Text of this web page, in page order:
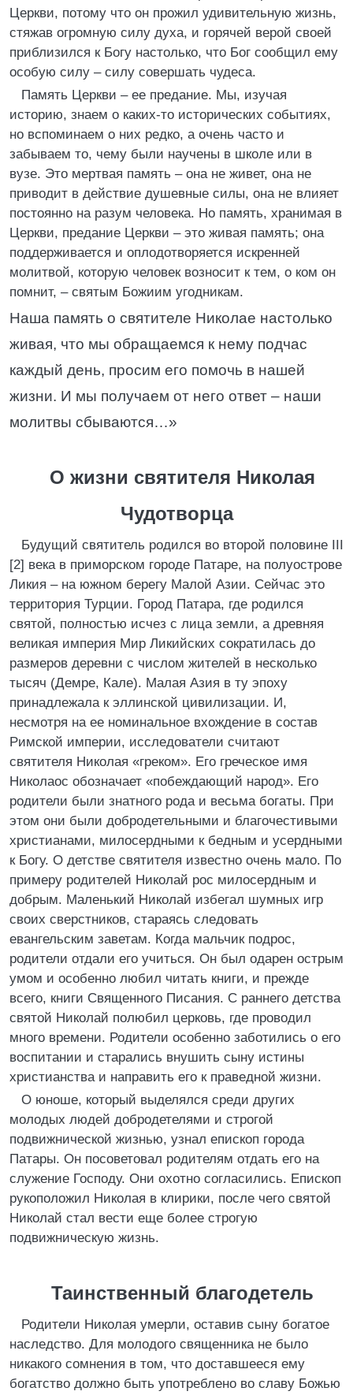
Церкви, потому что он прожил удивительную жизнь,
стяжав огромную силу духа, и горячей верой своей
приблизился к Богу настолько, что Бог сообщил ему
особую силу – силу совершать чудеса.
Память Церкви – ее предание. Мы, изучая
историю, знаем о каких-то исторических событиях,
но вспоминаем о них редко, а очень часто и
забываем то, чему были научены в школе или в
вузе. Это мертвая память – она не живет, она не
приводит в действие душевные силы, она не влияет
постоянно на разум человека. Но память, хранимая в
Церкви, предание Церкви – это живая память; она
поддерживается и оплодотворяется искренней
молитвой, которую человек возносит к тем, о ком он
помнит, – святым Божиим угодникам.
Наша память о святителе Николае настолько
живая, что мы обращаемся к нему подчас
каждый день, просим его помочь в нашей
жизни. И мы получаем от него ответ – наши
молитвы сбываются…»
О жизни святителя Николая
Чудотворца
Будущий святитель родился во второй половине III
[2] века в приморском городе Патаре, на полуострове
Ликия – на южном берегу Малой Азии. Сейчас это
территория Турции. Город Патара, где родился
святой, полностью исчез с лица земли, а древняя
великая империя Мир Ликийских сократилась до
размеров деревни с числом жителей в несколько
тысяч (Демре, Кале). Малая Азия в ту эпоху
принадлежала к эллинской цивилизации. И,
несмотря на ее номинальное вхождение в состав
Римской империи, исследователи считают
святителя Николая «греком». Его греческое имя
Николаос обозначает «побеждающий народ». Его
родители были знатного рода и весьма богаты. При
этом они были добродетельными и благочестивыми
христианами, милосердными к бедным и усердными
к Богу. О детстве святителя известно очень мало. По
примеру родителей Николай рос милосердным и
добрым. Маленький Николай избегал шумных игр
своих сверстников, стараясь следовать
евангельским заветам. Когда мальчик подрос,
родители отдали его учиться. Он был одарен острым
умом и особенно любил читать книги, и прежде
всего, книги Священного Писания. С раннего детства
святой Николай полюбил церковь, где проводил
много времени. Родители особенно заботились о его
воспитании и старались внушить сыну истины
христианства и направить его к праведной жизни.
О юноше, который выделялся среди других
молодых людей добродетелями и строгой
подвижнической жизнью, узнал епископ города
Патары. Он посоветовал родителям отдать его на
служение Господу. Они охотно согласились. Епископ
рукоположил Николая в клирики, после чего святой
Николай стал вести еще более строгую
подвижническую жизнь.
Таинственный благодетель
Родители Николая умерли, оставив сыну богатое
наследство. Для молодого священника не было
никакого сомнения в том, что доставшееся ему
богатство должно быть употреблено во славу Божью